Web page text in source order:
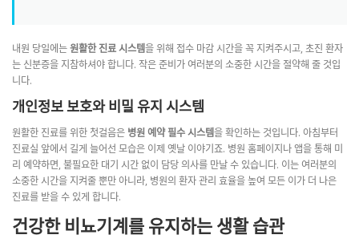
내원 당일에는원활한 진료 시스템을 위해 접수 마감 시간을 꼭 지켜주시고, 초진 환자
는 신분증을 지참하셔야 합니다. 작은 준비가 여러분의 소중한 시간을 절약해 줄 것입
니다.
개인정보 보호와 비밀 유지 시스템
원활한 진료를 위한 첫걸음은 병원 예약 필수 시스템을 확인하는 것입니다. 아침부터
진료실 앞에서 길게 늘어선 모습은 이제 옛날 이야기죠. 병원 홈페이지나 앱을 통해 미
리 예약하면, 불필요한 대기 시간 없이 담당 의사를 만날 수 있습니다. 이는 여러분의
소중한 시간을 지켜줄 뿐만 아니라, 병원의 환자 관리 효율을 높여 모든 이가 더 나은
진료를 받을 수 있게 합니다.
건강한 비뇨기계를 유지하는 생활 습관